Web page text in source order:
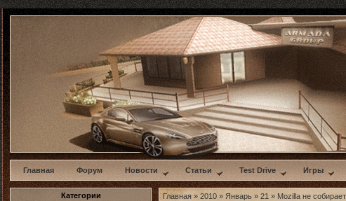
w
Главная Форум Новости Статьи Test Drive Игры
Категории
Главная » 2010 » Январь » 21 » Mozilla не